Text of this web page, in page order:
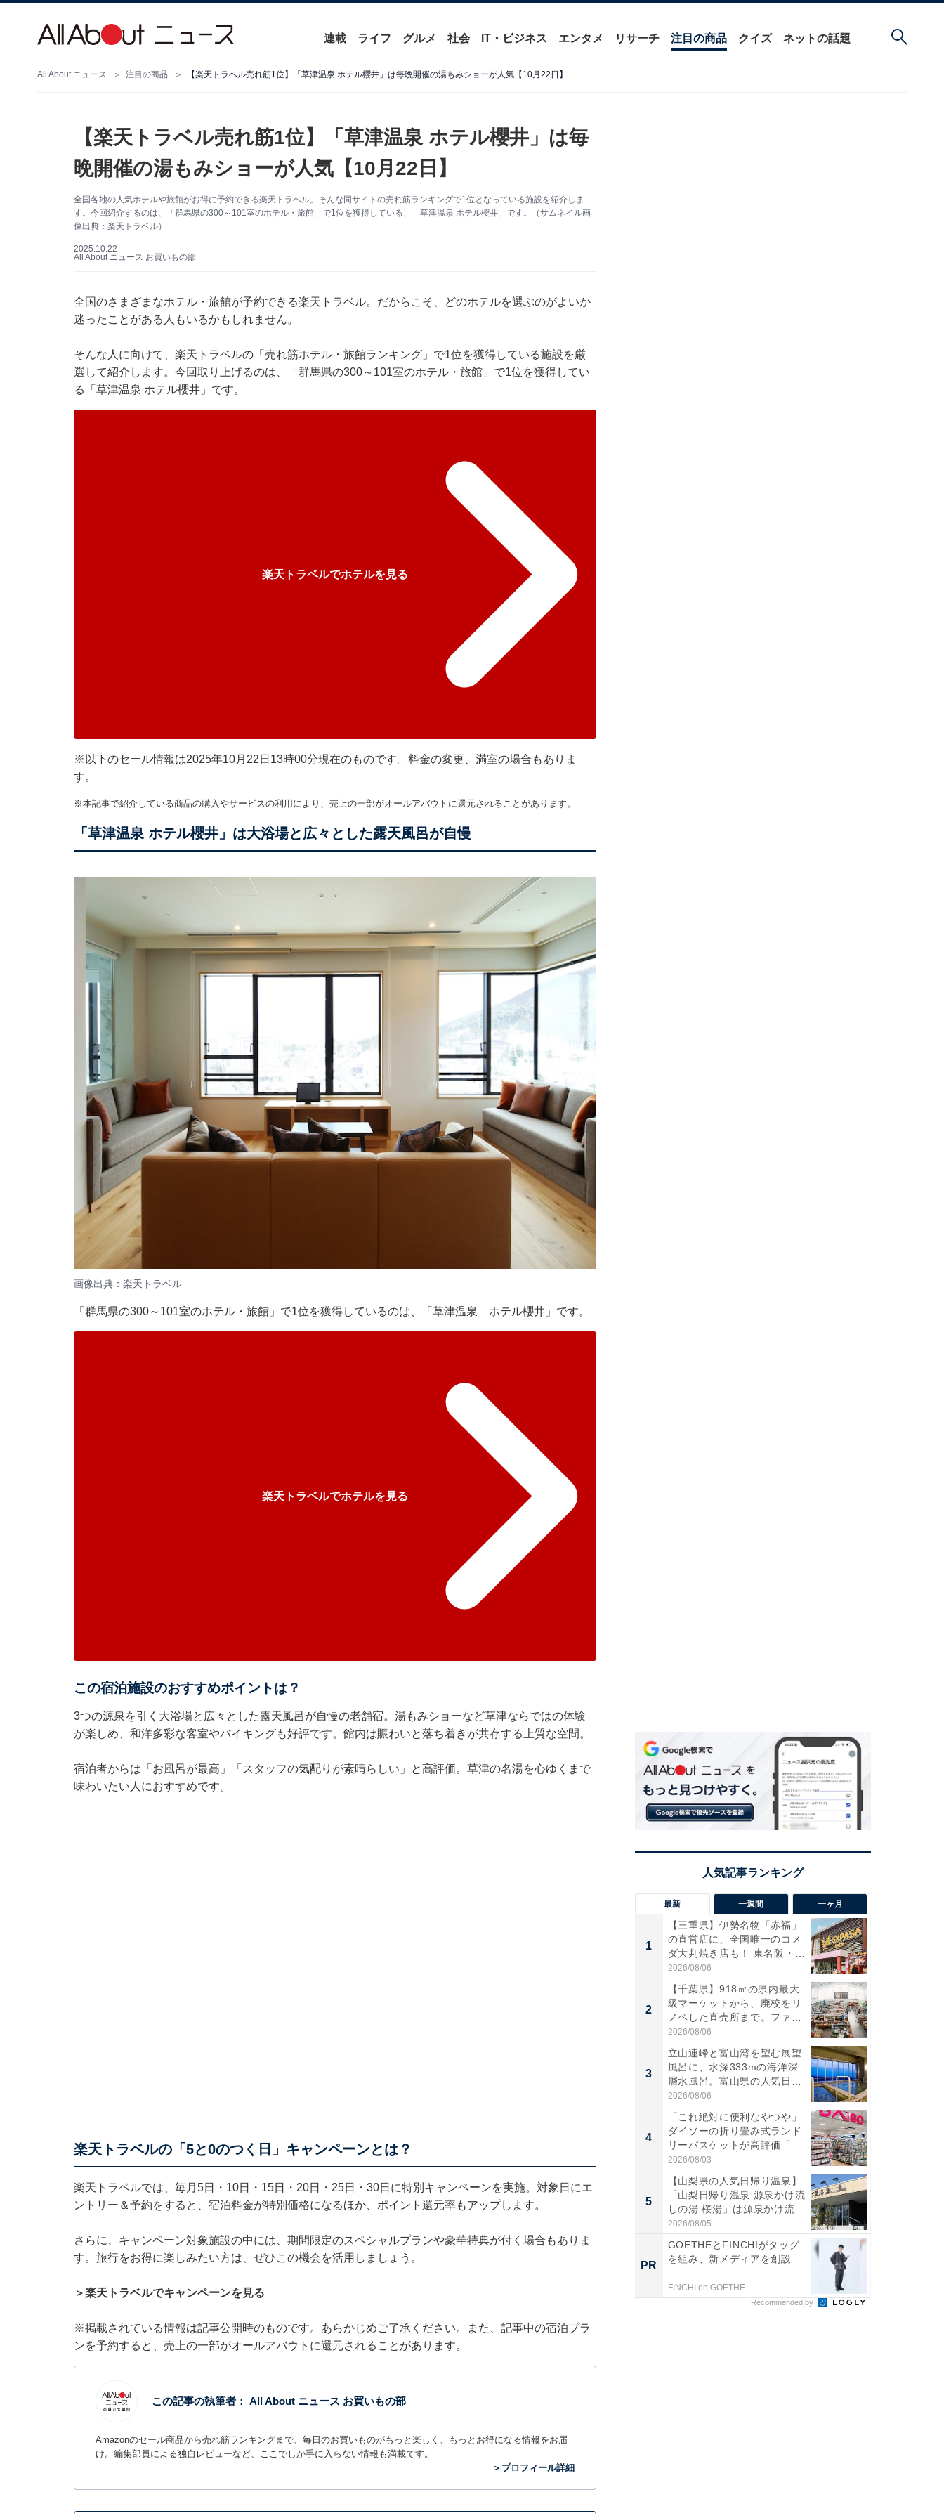
連載 ライフ グルメ 社会 IT・ビジネス エンタメ リサーチ 注目の商品 クイズ ネットの話題
All About ニュース 注目の商品 【楽天トラベル売れ筋1位】「草津温泉 ホテル櫻井」は毎晩開催の湯もみショーが人気【10月22日】
【楽天トラベル売れ筋1位】「草津温泉 ホテル櫻井」は毎
晩開催の湯もみショーが人気【10月22日】
全国各地の人気ホテルや旅館がお得に予約できる楽天トラベル。そんな同サイトの売れ筋ランキングで1位となっている施設を紹介しま
す。今回紹介するのは、「群馬県の300～101室のホテル・旅館」で1位を獲得している、「草津温泉 ホテル櫻井」です。（サムネイル画
像出典：楽天トラベル）
2025.10.22
All About ニュース お買いもの部
全国のさまざまなホテル・旅館が予約できる楽天トラベル。だからこそ、どのホテルを選ぶのがよいか
迷ったことがある人もいるかもしれません。
そんな人に向けて、楽天トラベルの「売れ筋ホテル・旅館ランキング」で1位を獲得している施設を厳
選して紹介します。今回取り上げるのは、「群馬県の300～101室のホテル・旅館」で1位を獲得してい
る「草津温泉 ホテル櫻井」です。
楽天トラベルでホテルを見る
※以下のセール情報は2025年10月22日13時00分現在のものです。料金の変更、満室の場合もありま
す。
※本記事で紹介している商品の購入やサービスの利用により、売上の一部がオールアバウトに還元されることがあります。
「草津温泉 ホテル櫻井」は大浴場と広々とした露天風呂が自慢
画像出典：楽天トラベル
「群馬県の300～101室のホテル・旅館」で1位を獲得しているのは、「草津温泉 ホテル櫻井」です。
楽天トラベルでホテルを見る
この宿泊施設のおすすめポイントは？
3つの源泉を引く大浴場と広々とした露天風呂が自慢の老舗宿。湯もみショーなど草津ならではの体験
が楽しめ、和洋多彩な客室やバイキングも好評です。館内は賑わいと落ち着きが共存する上質な空間。
宿泊者からは「お風呂が最高」「スタッフの気配りが素晴らしい」と高評価。草津の名湯を心ゆくまで
味わいたい人におすすめです。
楽天トラベルの「5と0のつく日」キャンペーンとは？
楽天トラベルでは、毎月5日・10日・15日・20日・25日・30日に特別キャンペーンを実施。対象日にエ
ントリー＆予約をすると、宿泊料金が特別価格になるほか、ポイント還元率もアップします。
さらに、キャンペーン対象施設の中には、期間限定のスペシャルプランや豪華特典が付く場合もありま
す。旅行をお得に楽しみたい方は、ぜひこの機会を活用しましょう。
＞楽天トラベルでキャンペーンを見る
※掲載されている情報は記事公開時のものです。あらかじめご了承ください。また、記事中の宿泊プラ
ンを予約すると、売上の一部がオールアバウトに還元されることがあります。
この記事の執筆者： All About ニュース お買いもの部
Amazonのセール商品から売れ筋ランキングまで、毎日のお買いものがもっと楽しく、もっとお得になる情報をお届
け。編集部員による独自レビューなど、ここでしか手に入らない情報も満載です。
＞プロフィール詳細
最新 一週間 一ヶ月
1
【三重県】伊勢名物「赤福」
の直営店に、全国唯一のコメ
ダ大判焼き店も！ 東名阪・
伊...
2026/08/06
2
【千葉県】918㎡の県内最大
級マーケットから、廃校をリ
ノベした直売所まで。ファ
ー...
2026/08/06
3
立山連峰と富山湾を望む展望
風呂に、水深333mの海洋深
層水風呂。富山県の人気日
帰...
2026/08/06
4
「これ絶対に便利なやつや」
ダイソーの折り畳み式ランド
リーバスケットが高評価「使
わ...
2026/08/03
5
【山梨県の人気日帰り温泉】
「山梨日帰り温泉 源泉かけ流
しの湯 桜湯」は源泉かけ流...
2026/08/05
PR
GOETHEとFINCHIがタッグ
を組み、新メディアを創設
FINCHI on GOETHE
Recommended by